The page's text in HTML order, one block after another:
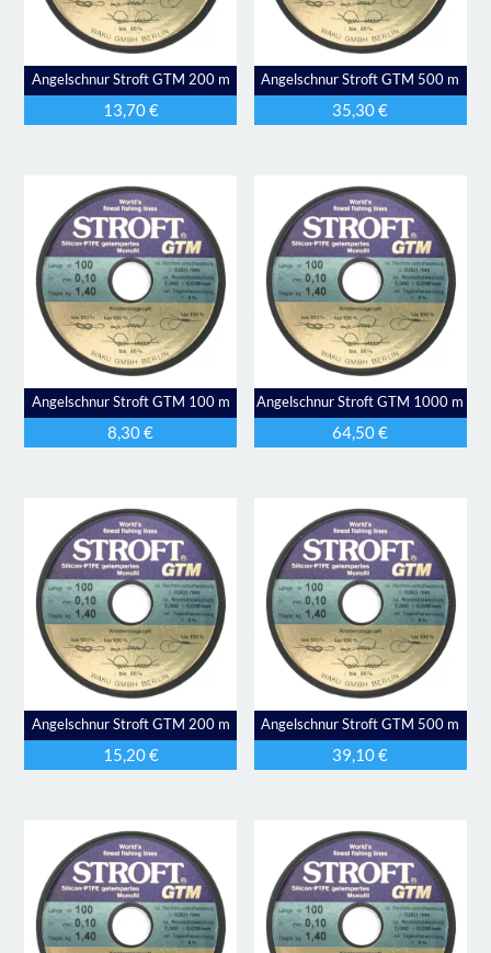
Angelschnur Stroft GTM 200 m
13,70€
Angelschnur Stroft GTM 500 m
35,30€
Angelschnur Stroft GTM 100 m
8,30€
Angelschnur Stroft GTM 1000 m
64,50€
Angelschnur Stroft GTM 200 m
15,20€
Angelschnur Stroft GTM 500 m
39,10€